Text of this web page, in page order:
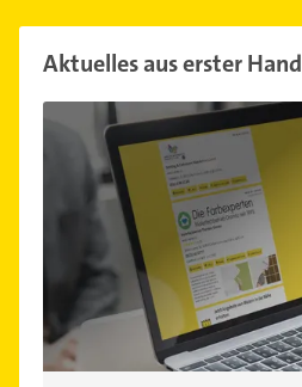
Aktuelles aus erster Hand